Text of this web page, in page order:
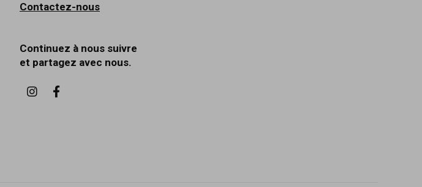
Contactez-nous
Continuez à nous suivre
et partagez avec nous.